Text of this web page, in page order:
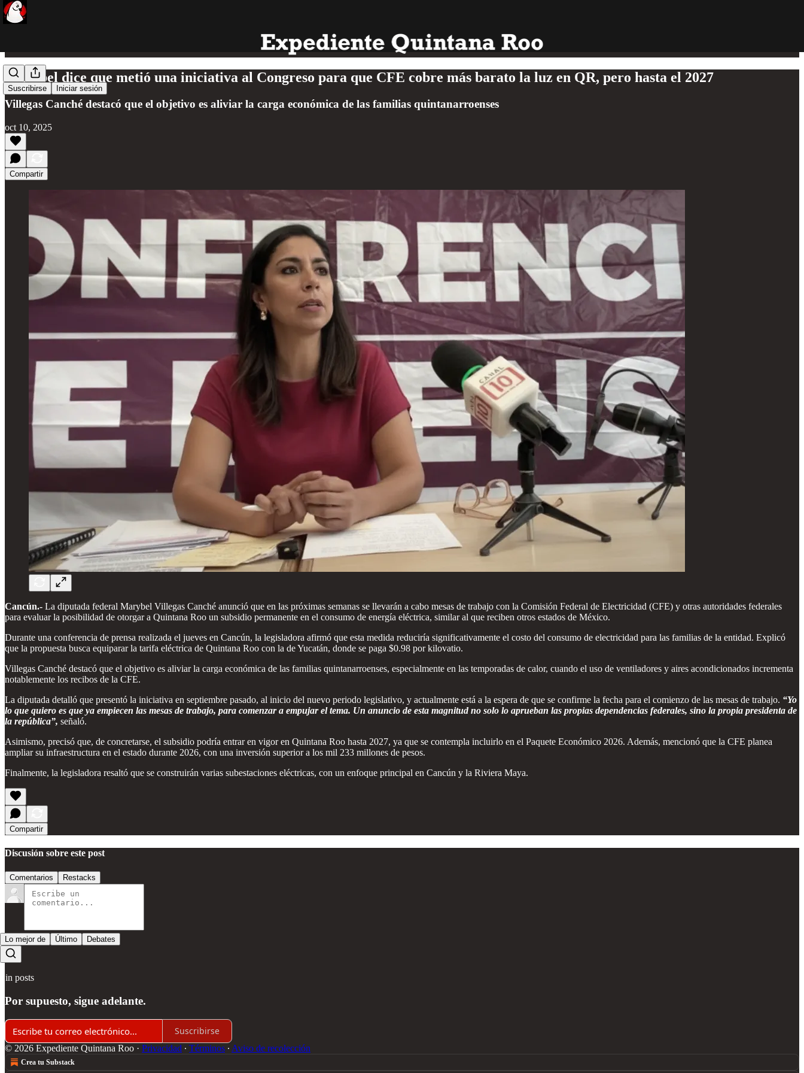
Suscribirse Iniciar sesión
Marybel dice que metió una iniciativa al Congreso para que CFE cobre más barato la luz en QR, pero hasta el 2027
Villegas Canché destacó que el objetivo es aliviar la carga económica de las familias quintanarroenses
oct 10, 2025
Compartir
Cancún.- La diputada federal Marybel Villegas Canché anunció que en las próximas semanas se llevarán a cabo mesas de trabajo con la Comisión Federal de Electricidad (CFE) y otras autoridades federales
para evaluar la posibilidad de otorgar a Quintana Roo un subsidio permanente en el consumo de energía eléctrica, similar al que reciben otros estados de México.
Durante una conferencia de prensa realizada el jueves en Cancún, la legisladora afirmó que esta medida reduciría significativamente el costo del consumo de electricidad para las familias de la entidad. Explicó
que la propuesta busca equiparar la tarifa eléctrica de Quintana Roo con la de Yucatán, donde se paga $0.98 por kilovatio.
Villegas Canché destacó que el objetivo es aliviar la carga económica de las familias quintanarroenses, especialmente en las temporadas de calor, cuando el uso de ventiladores y aires acondicionados incrementa
notablemente los recibos de la CFE.
La diputada detalló que presentó la iniciativa en septiembre pasado, al inicio del nuevo periodo legislativo, y actualmente está a la espera de que se confirme la fecha para el comienzo de las mesas de trabajo. “Yo
lo que quiero es que ya empiecen las mesas de trabajo, para comenzar a empujar el tema. Un anuncio de esta magnitud no solo lo aprueban las propias dependencias federales, sino la propia presidenta de
la república”, señaló.
Asimismo, precisó que, de concretarse, el subsidio podría entrar en vigor en Quintana Roo hasta 2027, ya que se contempla incluirlo en el Paquete Económico 2026. Además, mencionó que la CFE planea
ampliar su infraestructura en el estado durante 2026, con una inversión superior a los mil 233 millones de pesos.
Finalmente, la legisladora resaltó que se construirán varias subestaciones eléctricas, con un enfoque principal en Cancún y la Riviera Maya.
Compartir
Discusión sobre este post
Comentarios Restacks
Lo mejor de Último Debates
Sin posts
Por supuesto, sigue adelante.
Suscribirse
© 2026 Expediente Quintana Roo · Privacidad ∙ Términos ∙ Aviso de recolección
Crea tu Substack